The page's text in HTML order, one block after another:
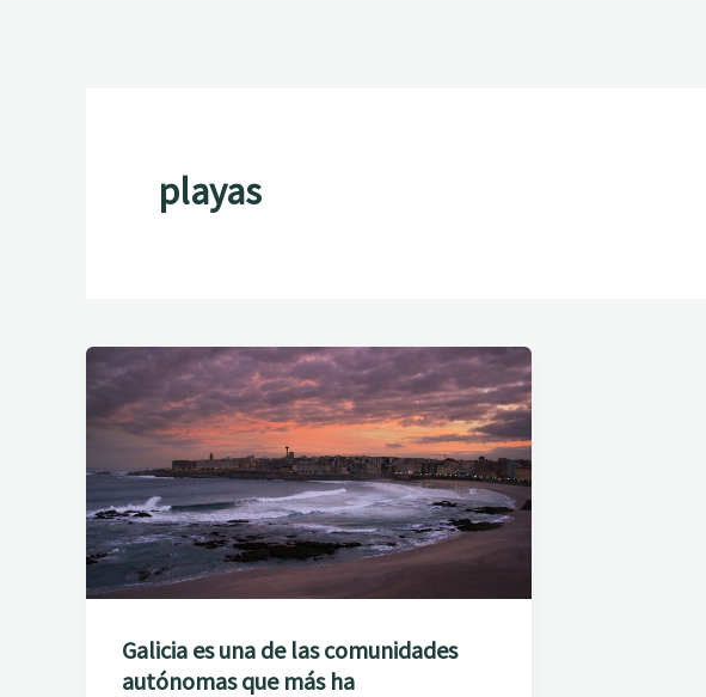
playas
Galicia es una de las comunidades
autónomas que más ha